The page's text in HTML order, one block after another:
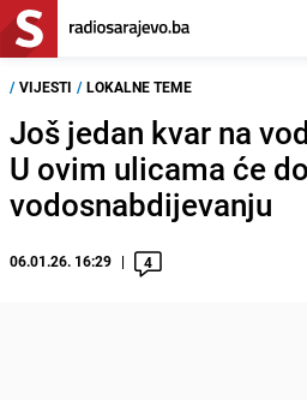
/ VIJESTI / LOKALNE TEME
Još jedan kvar na
U ovim ulicama će
vodosnabdijevanju
06.01.26. 16:29 4